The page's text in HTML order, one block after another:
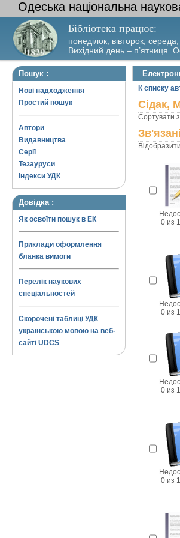
Одеська національна
Бібліотека працює:
понеділок, вівторок,
Вихідний день – п’ятниця.
Пошук :
Нові надходження
Простий пошук
Автори
Видавництва
Серії
Тезауруси
Індекси УДК
Довідка :
Як освоїти пошук в ЕК
Приклади оформлення
бланка вимоги
Перелік наукових
спеціальностей
Скорочені таблиці УДК
українською мовою на веб-
сайті UDCS
К списку
Сідак,
Сортувати
0 из 1
0 из 1
0 из 1
0 из 1